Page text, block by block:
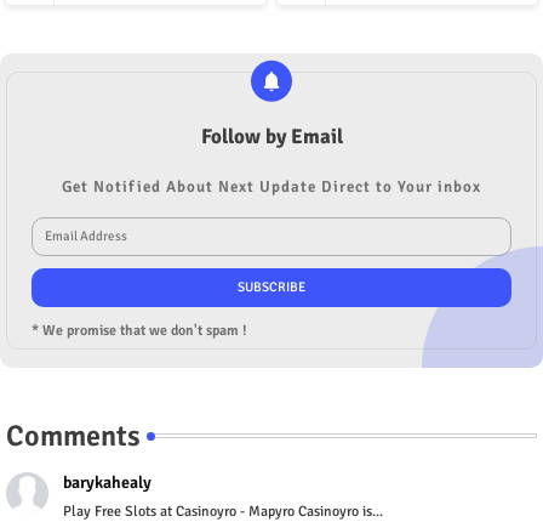
Follow by Email
Get Notified About Next Update Direct to Your inbox
* We promise that we don't spam !
Comments
barykahealy
Play Free Slots at Casinoyro - Mapyro Casinoyro is...